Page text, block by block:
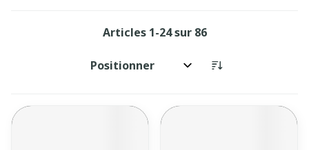
Articles 1-24sur 86
Trier par: